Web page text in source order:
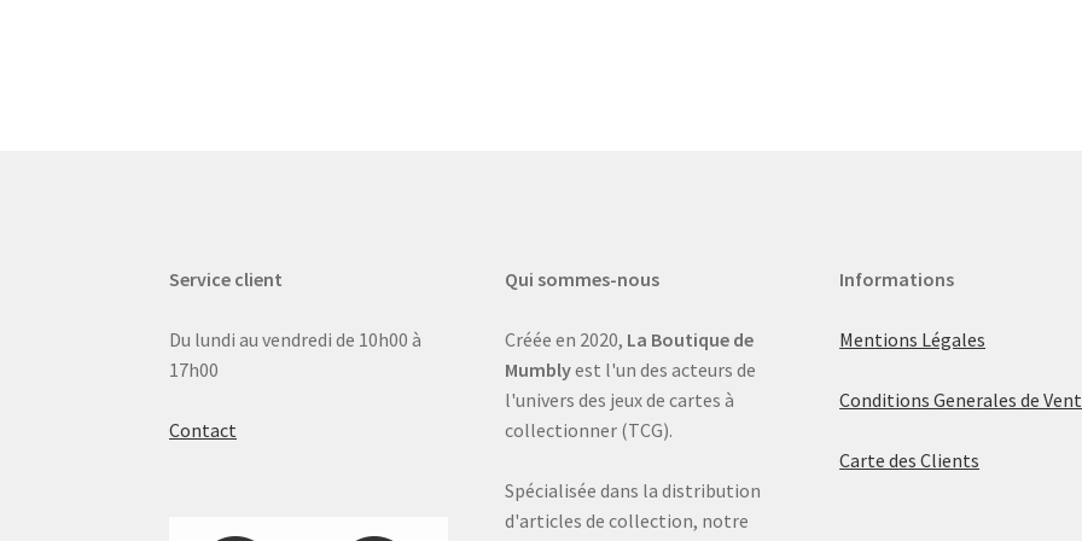
Service client
Du lundi au vendredi de 10h00 à
17h00
Contact
Qui sommes-nous
Créée en 2020, La Boutique de
Mumblyest l'un des acteurs de
l'univers des jeux de cartes à
collectionner (TCG).
Spécialisée dans la distribution
d'articles de collection, notre
Informations
Mentions Légales
Conditions Generales de
Carte des Clients